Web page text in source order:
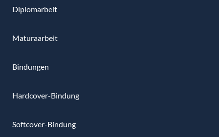
Diplomarbeit
Maturaarbeit
Bindungen
Hardcover-Bindung
Softcover-Bindung